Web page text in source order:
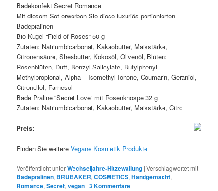
Badekonfekt Secret Romance
Mit diesem Set erwerben Sie diese luxuriös portionierten
Badepralinen:
Bio Kugel “Field of Roses” 50 g
Zutaten: Natriumbicarbonat, Kakaobutter, Maisstärke,
Citronensäure, Sheabutter, Kokosöl, Olivenöl, Blüten:
Rosenblüten, Duft, Benzyl Salicylate, Butylphenyl
Methylpropional, Alpha – Isomethyl Ionone, Coumarin, Geraniol,
Citronellol, Farnesol
Bade Praline “Secret Love” mit Rosenknospe 32 g
Zutaten: Natriumbicarbonat, Kakaobutter, Maisstärke, Citro
Preis:
Finden Sie weitereVegane Kosmetik Produkte
Veröffentlicht unterWechseljahre-Hitzewallung |Verschlagwortet mit
Badepralinen, BRUBAKER,COSMETICS,Handgemacht,
Romance,Secret,vegan |3Kommentare